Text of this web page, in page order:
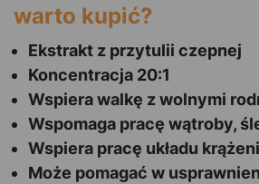
warto kupić?
Ekstrakt z przytulii czepnej
Koncentracja 20:1
Wspiera walkę z wolnymi
Wspomaga pracę wątroby,
Wspiera pracę układu
Może pomagać w